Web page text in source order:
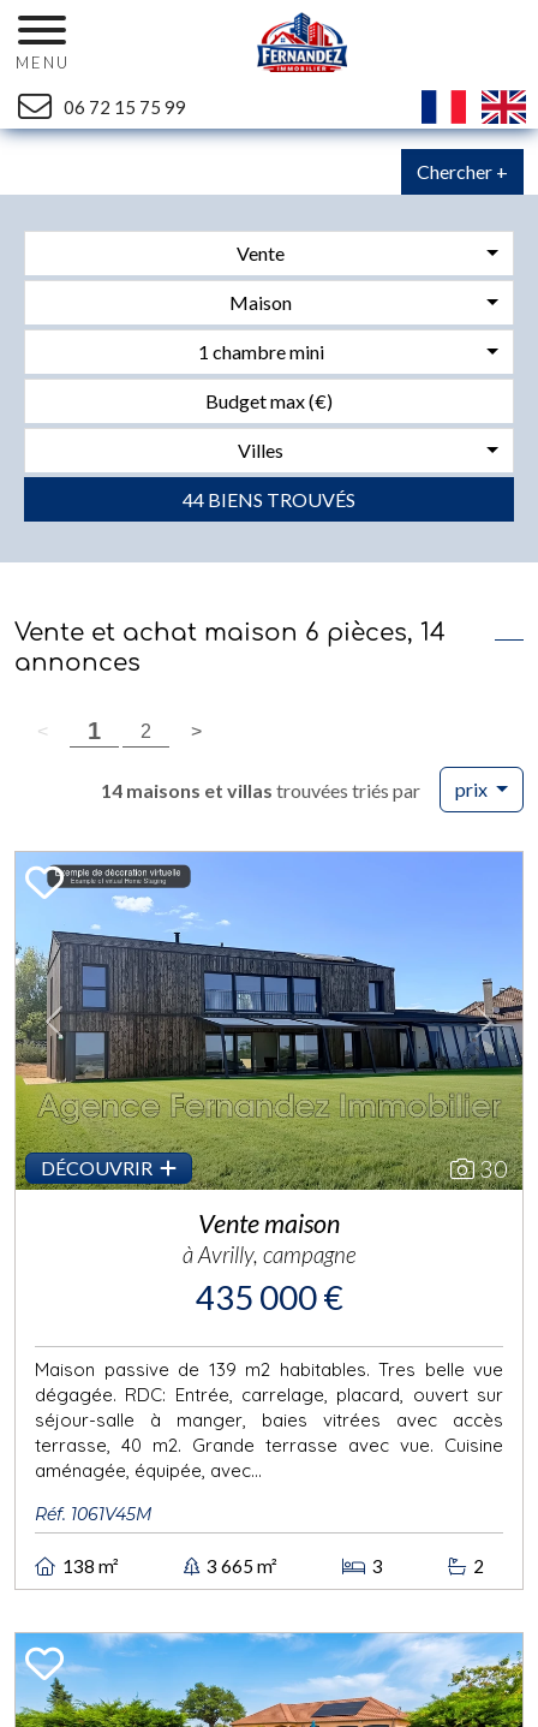
MENU
06 72 15 75 99
Chercher +
Vente
Maison
1 chambre mini
Villes
44 BIENS TROUVÉS
Vente et achat maison 6 pièces, 14
annonces
< page précédente
1 (page courante)
2 (page courante)
>page suivante
14 maisons et villas trouvées triés par prix
Previous Next
DÉCOUVRIR 30
Vente maison
à Avrilly, campagne
435 000 €
Maison passive de 139 m2 habitables. Tres belle vue
dégagée. RDC: Entrée, carrelage, placard, ouvert sur
séjour-salle à manger, baies vitrées avec accès
terrasse, 40 m2. Grande terrasse avec vue. Cuisine
aménagée, équipée, avec...
Réf. 1061V45M
138 m² 3 665 m² 3 2